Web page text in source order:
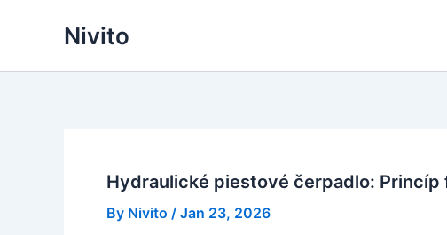
Nivito
Hydraulické piestové čerpadlo:
By Nivito / Jan 23, 2026